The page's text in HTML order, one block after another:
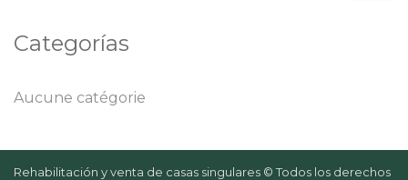
Categorías
Aucune catégorie
Rehabilitación y venta de casas singulares © Todos los derechos